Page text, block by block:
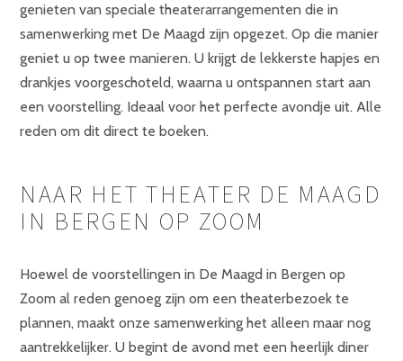
genieten van speciale theaterarrangementen die in
samenwerking met De Maagd zijn opgezet. Op die manier
geniet u op twee manieren. U krijgt de lekkerste hapjes en
drankjes voorgeschoteld, waarna u ontspannen start aan
een voorstelling. Ideaal voor het perfecte avondje uit. Alle
reden om dit direct te boeken.
NAAR HET THEATER DE MAAGD
IN BERGEN OP ZOOM
Hoewel de voorstellingen in De Maagd in Bergen op
Zoom al reden genoeg zijn om een theaterbezoek te
plannen, maakt onze samenwerking het alleen maar nog
aantrekkelijker. U begint de avond met een heerlijk diner